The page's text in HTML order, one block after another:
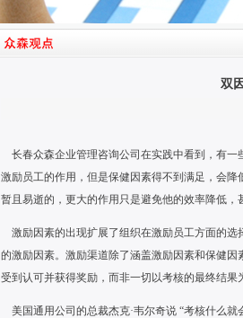
双
长春众森企业管理咨询公司在实践中看到，有
激励员工的作用，但是保健因素得不到满足，会
暂且易逝的，更大的作用只是避免他的效率降低，
激励因素的出现扩展了组织在激励员工方面的
的激励因素。激励渠道除了涵盖激励因素和保健
受到认可并获得奖励，而非一切以考核的最终结果
美国通用公司的总裁杰克·韦尔奇说 “考核什么就